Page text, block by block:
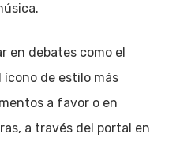
en debates como el
de estilo más
a favor o en
a través del portal en